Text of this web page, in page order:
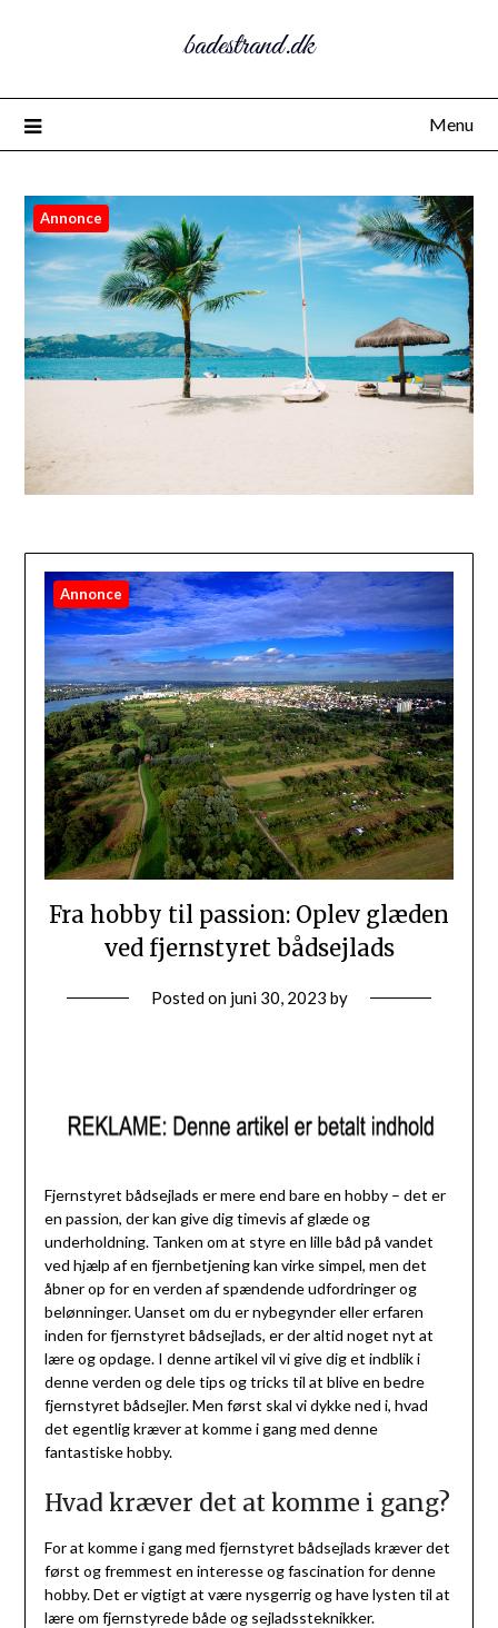
badestrand.dk
Menu
Annonce
Annonce
Fra hobby til passion: Oplev glæden
ved fjernstyret bådsejlads
Posted on juni 30, 2023 by
Fjernstyret bådsejlads er mere end bare en hobby – det er
en passion, der kan give dig timevis af glæde og
underholdning. Tanken om at styre en lille båd på vandet
ved hjælp af en fjernbetjening kan virke simpel, men det
åbner op for en verden af spændende udfordringer og
belønninger. Uanset om du er nybegynder eller erfaren
inden for fjernstyret bådsejlads, er der altid noget nyt at
lære og opdage. I denne artikel vil vi give dig et indblik i
denne verden og dele tips og tricks til at blive en bedre
fjernstyret bådsejler. Men først skal vi dykke ned i, hvad
det egentlig kræver at komme i gang med denne
fantastiske hobby.
Hvad kræver det at komme i gang?
For at komme i gang med fjernstyret bådsejlads kræver det
først og fremmest en interesse og fascination for denne
hobby. Det er vigtigt at være nysgerrig og have lysten til at
lære om fjernstyrede både og sejladssteknikker.